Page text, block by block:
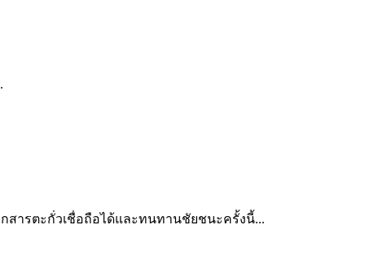
สารตะกั่วเชื่อถือได้และทนทานชัยชนะครั้งนี้...